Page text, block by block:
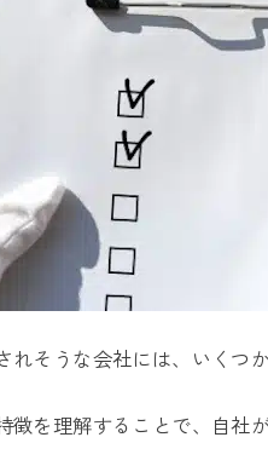
れそうな会社には、いくつ
徴を理解することで、自社